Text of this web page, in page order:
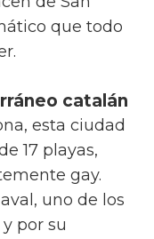
que todo
catalán
esta ciudad
17 playas,
gay.
uno de los
por su